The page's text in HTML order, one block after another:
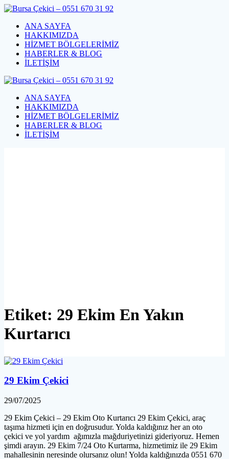
Skip
contentANA SAYFA
HAKKIMIZDA
HİZMET BÖLGELERİMİZ
HABERLER & BLOG
İLETİŞİM
ANA SAYFA
HAKKIMIZDA
HİZMET BÖLGELERİMİZ
HABERLER & BLOG
İLETİŞİM
Etiket: 29 Ekim En Yakın
Kurtarıcı
29 Ekim Çekici
29/07/2025
29 Ekim Çekici – 29 Ekim Oto Kurtarıcı 29 Ekim Çekici, araç
taşıma hizmeti için en doğrusudur. Yolda kaldığınız her an oto
çekici ve yol yardım ağımızla mağduriyetinizi gideriyoruz. Hemen
şimdi arayın. 29 Ekim 7/24 Oto Kurtarma, hizmetimiz ile 29 Ekim
mahallesinin neresinde olursanız olun! Yolda kaldığınızda 0551 670